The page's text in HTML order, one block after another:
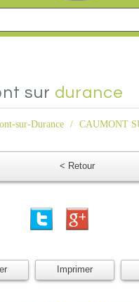
sur durance
sur-Durance CAUMONT
< Retour
Imprimer